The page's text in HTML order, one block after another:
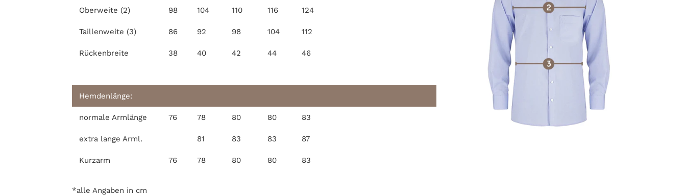
Oberweite (2) 98 104 110 116 124
Taillenweite (3) 86 92 98 104 112
Rückenbreite 38 40 42 44 46
Hemdenlänge:
normale Armlänge 76 78 80 80 83
extra lange Arml. 81 83 83 87
Kurzarm 76 78 80 80 83
*alle Angaben in cm